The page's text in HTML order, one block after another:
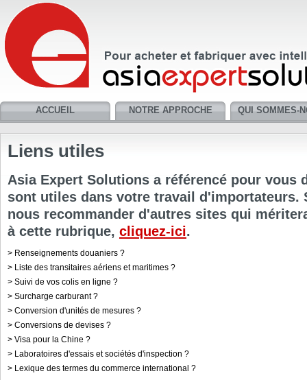
ACCUEIL NOTRE APPROCHE QUI SOMMES-
Liens utiles
Asia Expert Solutions a référencé pour vous
sont utiles dans votre travail d'importateurs.
nous recommander d'autres sites qui
à cette rubrique, cliquez-ici.
> Renseignements douaniers ?
> Liste des transitaires aériens et maritimes ?
> Suivi de vos colis en ligne ?
> Surcharge carburant ?
> Conversion d'unités de mesures ?
> Conversions de devises ?
> Visa pour la Chine ?
> Laboratoires d'essais et sociétés d'inspection ?
> Lexique des termes du commerce international ?